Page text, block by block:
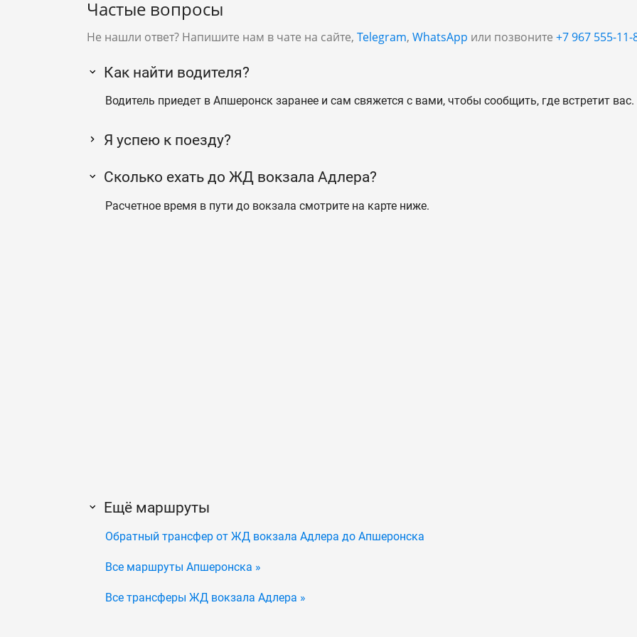
Частые вопросы
Не нашли ответ? Напишите нам в чате на сайте, Telegram, WhatsApp или позвоните +7 967 555-11-
Как найти водителя?
Водитель приедет в Апшеронск заранее и сам свяжется с вами, чтобы сообщить, где встретит вас.
Я успею к поезду?
Сколько ехать до ЖД вокзала Адлера?
Расчетное время в пути до вокзала смотрите на карте ниже.
Ещё маршруты
Обратный трансфер от ЖД вокзала Адлера до Апшеронска
Все маршруты Апшеронска »
Все трансферы ЖД вокзала Адлера »